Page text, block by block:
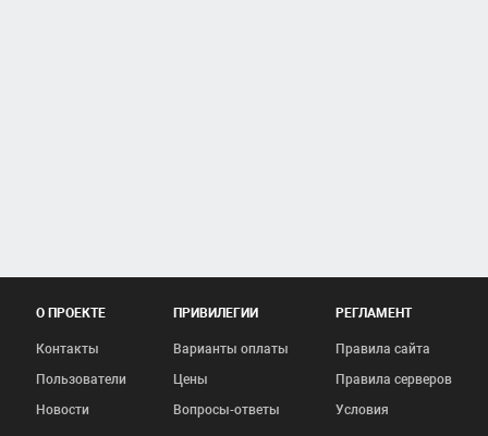
О ПРОЕКТЕ
Контакты
Пользователи
Новости
ПРИВИЛЕГИИ
Варианты оплаты
Цены
Вопросы-ответы
РЕГЛАМЕНТ
Правила сайта
Правила серверов
Условия